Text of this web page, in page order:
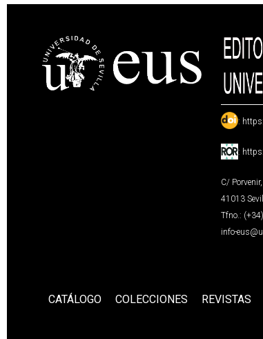
:
:
C/
41013
Tfno.:
info-
CATÁLOGO COLECCIONES REVISTAS